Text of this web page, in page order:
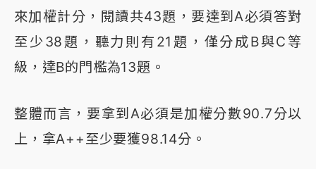
來加權計分，閱讀共43題，要達到A必須答對
至少38題，聽力則有21題，僅分成B與C等
級，達B的門檻為13題。
整體而言，要拿到A必須是加權分數90.7分以
上，拿A++至少要獲98.14分。